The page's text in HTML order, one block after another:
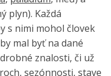
plyn). Každá
s nimi mohol človek
mal byť na dané
znalosti, či už
sezónnosti, stave